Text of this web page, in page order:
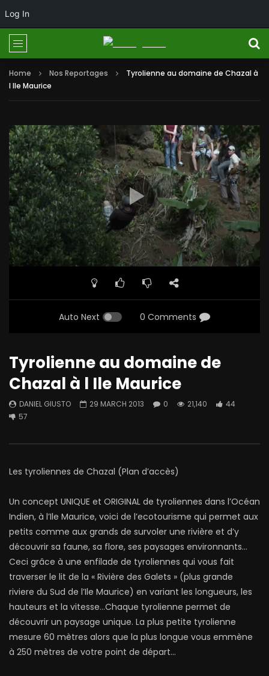
Log In
Home Nos Reportages
Tyrolienne au domaine de Chazal à
l Ile Maurice
Auto Next 0 Comments
Tyrolienne au domaine de
Chazal à l Ile Maurice
DANIEL GIUSTO 29 MARCH 2013 0 21,140
44
57
Les tyroliennes de Chazal (Plan d’accès)
Un concept UNIQUE et ORIGINAL de tyroliennes dans l’Océan
Indien, à l’Ile Maurice, voici de l’ecotourisme qui permet aux
petits comme aux grands de survoler une rivière et d’y
découvrir sa faune, sa flore, ses paysages environnants…
Ceci grâce à une enfilade de tyroliennes qui vous fait
traverser le lit de la « Rivière des Galets » (plus grande
riviere du Sud de l’Ile Maurice) en variant les longueurs, les
hauteurs et la vitesse…Chaque tyrolienne permet de
découvrir un paysage unique. La plus petite tyrolienne
mesure 60 mètres alors que la plus longue vous emmène
à 250 mètres de votre point de départ…